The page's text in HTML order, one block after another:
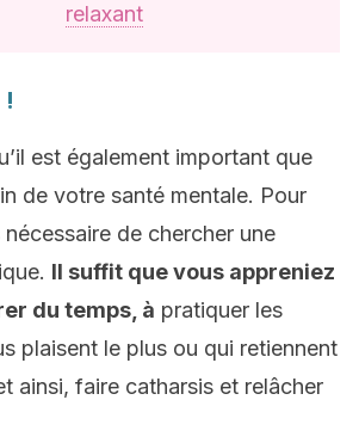
relaxant
!
est également important que
de votre santé mentale. Pour
nécessaire de chercher une
Il suffit que vous appreniez
du temps, à pratiquer les
plaisent le plus ou qui retiennent
ainsi, faire catharsis et relâcher